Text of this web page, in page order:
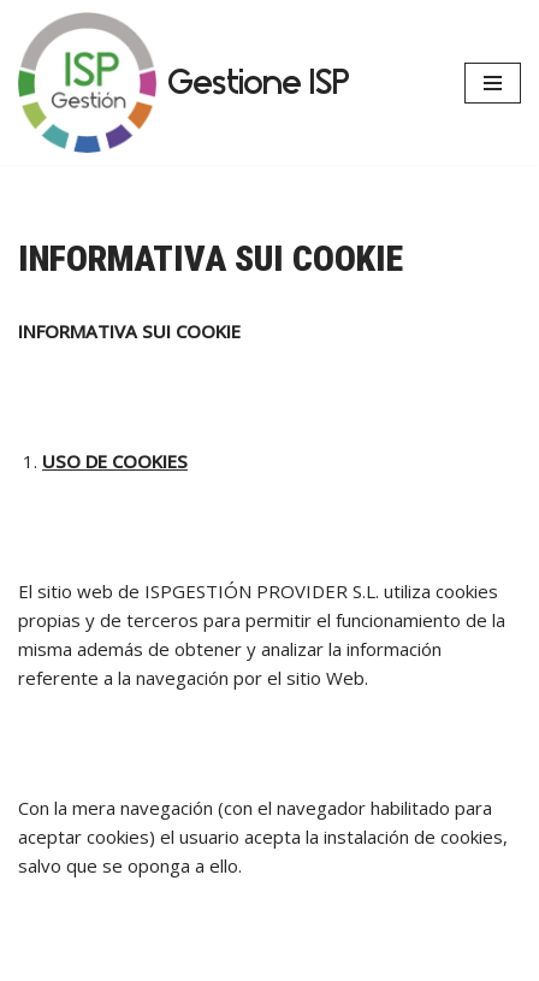
Vai
al
contenuto
Gestione ISP
INFORMATIVA SUI COOKIE
INFORMATIVA SUI COOKIE
USO DE COOKIES
El sitio web de ISPGESTIÓN PROVIDER S.L. utiliza cookies
propias y de terceros para permitir el funcionamiento de la
misma además de obtener y analizar la información
referente a la navegación por el sitio Web.
Con la mera navegación (con el navegador habilitado para
aceptar cookies) el usuario acepta la instalación de cookies,
salvo que se oponga a ello.